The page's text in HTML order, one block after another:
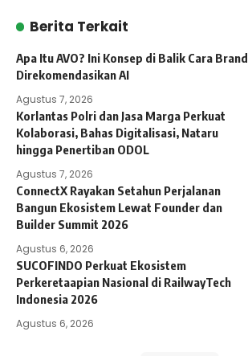
Berita Terkait
Apa Itu AVO? Ini Konsep di Balik Cara Brand
Direkomendasikan AI
Agustus 7, 2026
Korlantas Polri dan Jasa Marga Perkuat
Kolaborasi, Bahas Digitalisasi, Nataru
hingga Penertiban ODOL
Agustus 7, 2026
ConnectX Rayakan Setahun Perjalanan
Bangun Ekosistem Lewat Founder dan
Builder Summit 2026
Agustus 6, 2026
SUCOFINDO Perkuat Ekosistem
Perkeretaapian Nasional di RailwayTech
Indonesia 2026
Agustus 6, 2026